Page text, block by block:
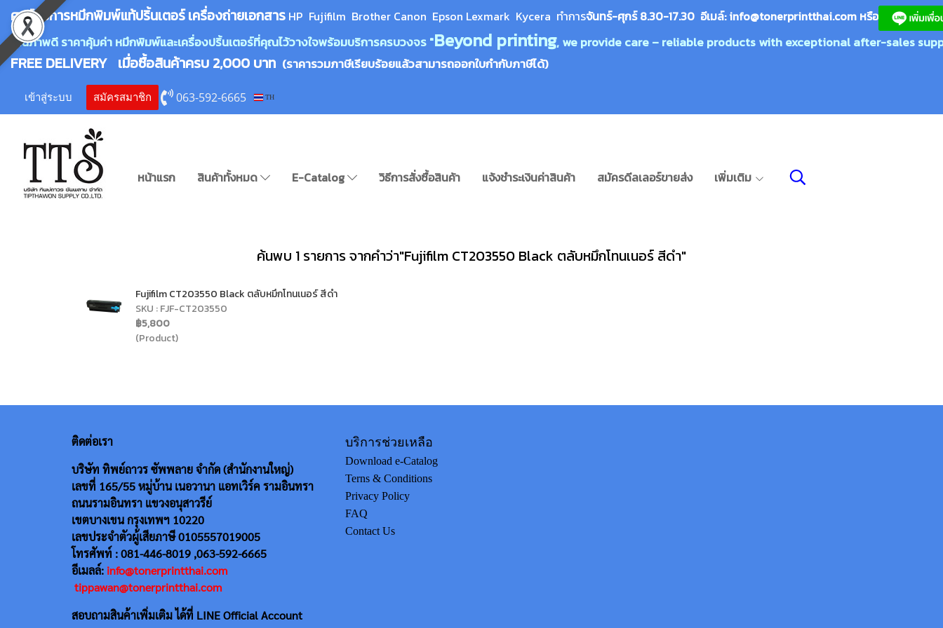
ศูนย์บริการหมึกพิมพ์แท้ปริ้นเตอร์ เครื่องถ่ายเอกสาร HP Fujifilm Brother Canon Epson Lexmark Kycera ทำการจันทร์-ศุกร์ 8.30-17.30 อีเมล์:info@tonerprintthai.com หรือ
คุณภาพดี ราคาคุ้มค่า หมึกพิมพ์และเครื่องปริ้นเตอร์ที่คุณไว้วางใจพร้อมบริการครบวงจร "Beyond printing, we provide care – reliable products with exceptional after-sales
FREE DELIVERY เมื่อซื้อสินค้าครบ 2,000 บาท (ราคารวมภาษีเรียบร้อยแล้วสามารถออกใบกำกับภาษีได้)
เข้าสู่ระบบ สมัครสมาชิก 063-592-6665 TH
หน้าแรก สินค้าทั้งหมด E-Catalog วิธีการสั่งซื้อสินค้า แจ้งชำระเงินค่าสินค้า สมัครดีลเลอร์ขายส่ง เพิ่มเติม
ค้นพบ 1 รายการ จากคำว่า"Fujifilm CT203550 Black ตลับหมึกโทนเนอร์ สีดำ"
Fujifilm CT203550 Black ตลับหมึกโทนเนอร์ สีดำ
SKU : FJF-CT203550
฿5,800
(Product)
ติดต่อเรา
บริษัท ทิพย์ถาวร ซัพพลาย จำกัด (สำนักงานใหญ่)
เลขที่ 165/55หมู่บ้าน เนอวานา แอทเวิร์ค รามอินทรา
ถนนรามอินทรา แขวงอนุสาวรีย์
เขตบางเขน กรุงเทพฯ 10220
เลขประจำตัวผู้เสียภาษี 0105557019005
โทรศัพท์ : 081-446-8019 ,063-592-6665
อีเมลล์: info@tonerprintthai.com
tippawan@tonerprintthai.com
สอบถามสินค้าเพิ่มเติม ได้ที่ LINE Official Account
บริการช่วยเหลือ
Download e-Catalog
Terns & Conditions
Privacy Policy
FAQ
Contact Us